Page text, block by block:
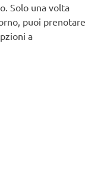
Solo una volta
puoi prenotare
a